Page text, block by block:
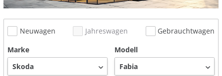
Neuwagen Jahreswagen
Gebrauchtwagen
Marke
Modell